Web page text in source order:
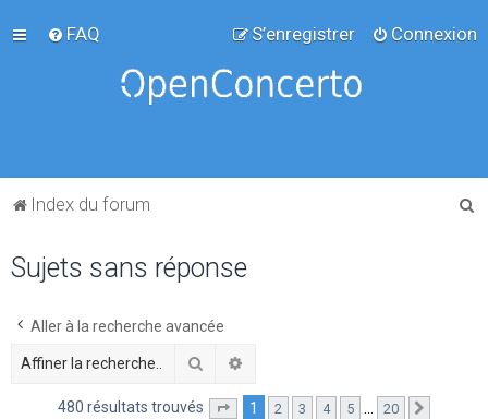
FAQ Connexion
S’enregistrer
Index du forum
Sujets sans réponse
Aller à la recherche avancée
Rechercher
480 résultats trouvés Page sur20
1 2 3 4 5 … 20